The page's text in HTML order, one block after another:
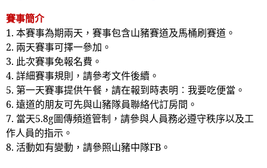
賽事簡介
1. 本賽事為期兩天，賽事包含山豬賽道及馬桶刷賽道。
2. 兩天賽事可擇一參加。
3. 此次賽事免報名費。
4. 詳細賽事規則，請參考文件後續。
5. 第一天賽事提供午餐，請在報到時表明︰我要吃便當。
6. 遠道的朋友可先與山豬隊員聯絡代訂房間。
7. 當天5.8g圖傳頻道管制，請參與人員務必遵守秩序以及工
作人員的指示。
8. 活動如有變動，請參照山豬中隊FB 。